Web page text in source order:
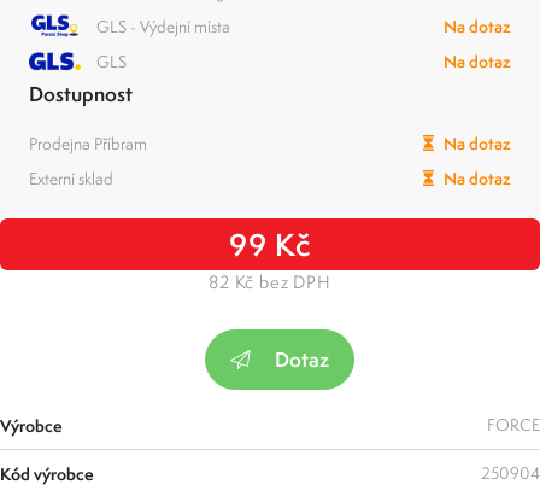
GLS - Výdejní místa
Na dotaz
GLS
Na dotaz
Dostupnost
Prodejna Příbram
Na dotaz
Externí sklad
Na dotaz
99 Kč
82 Kč bez DPH
Dotaz
Výrobce FORCE
Kód výrobce 250904